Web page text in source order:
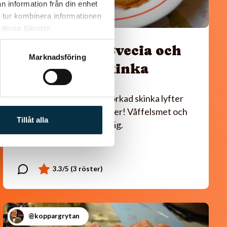
information från din enhet
kombinera informationen
tjänster.
Marknadsföring
Tillåt alla
Våfflor med Svecia och
lufttorkad skinka
Svecia, paprika och lufttorkad skinka lyfter
våfflorna till oanade höjder! Våffelsmet och
tillbehör kan göras i förväg.
@koppargrytan